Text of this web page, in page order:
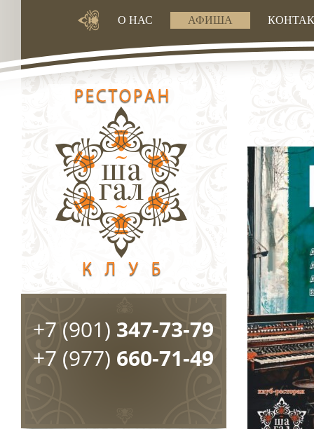
О НАС АФИША
+7 (901) 347-73-79
+7 (977) 660-71-49